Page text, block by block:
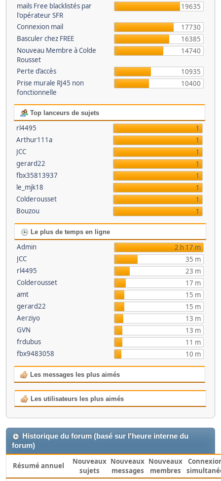
mails Free blacklistés par
l'opérateur SFR
19635
Connexion mail
17730
Basculer chez FREE
16385
Nouveau Membre à Colde
Rousset
14740
Perte d’accès
10935
Prise murale RJ45 non
fonctionnelle
10400
Top lanceurs de sujets
rl4495
1
Arthur111a
1
JCC
1
gerard22
1
fbx35813937
1
le_mjk18
1
Colderousset
1
Bouzou
1
Le plus de temps en ligne
Admin
2 h 17 m
JCC
35 m
rl4495
23 m
Colderousset
17 m
amt
15 m
gerard22
15 m
Aerziyo
13 m
GVN
13 m
frdubus
11 m
fbx9483058
10 m
Les messages les plus aimés
Les utilisateurs les plus aimés
Historique du forum (basé sur l'heure interne du
forum)
Résumé annuel
Nouveaux
sujets
Nouveaux
messages
Nouveaux
membres